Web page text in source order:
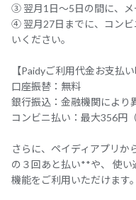
③ 翌月1日～5日の間に、メ
④ 翌月27日までに、コンビ
いください。
【Paidyご利用代金お支払い
口座振替：無料
銀行振込：金融機関により
コンビニ払い：最大356円（
さらに、ペイディアプリか
の３回あと払い**や、 使
機能をご利用いただけます。